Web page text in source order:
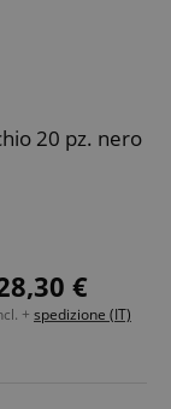
20 pz. nero
€
+ spedizione (IT)